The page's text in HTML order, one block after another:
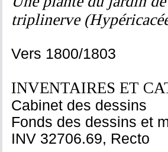
triplinerve
Vers 1800/1803
INVENTAIRES ET
Cabinet des dessins
Fonds des dessins et
INV 32706.69, Recto